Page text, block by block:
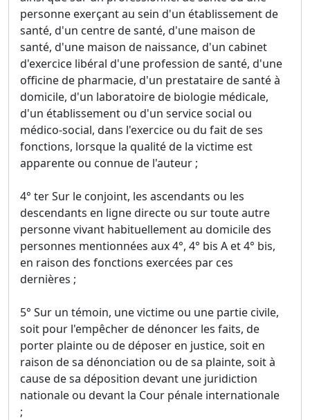
personne exerçant au sein d'un établissement de
santé, d'un centre de santé, d'une maison de
santé, d'une maison de naissance, d'un cabinet
d'exercice libéral d'une profession de santé, d'une
officine de pharmacie, d'un prestataire de santé à
domicile, d'un laboratoire de biologie médicale,
d'un établissement ou d'un service social ou
médico-social, dans l'exercice ou du fait de ses
fonctions, lorsque la qualité de la victime est
apparente ou connue de l'auteur ;
4° ter Sur le conjoint, les ascendants ou les
descendants en ligne directe ou sur toute autre
personne vivant habituellement au domicile des
personnes mentionnées aux 4°, 4° bis A et 4° bis,
en raison des fonctions exercées par ces
dernières ;
5° Sur un témoin, une victime ou une partie civile,
soit pour l'empêcher de dénoncer les faits, de
porter plainte ou de déposer en justice, soit en
raison de sa dénonciation ou de sa plainte, soit à
cause de sa déposition devant une juridiction
nationale ou devant la Cour pénale internationale
;